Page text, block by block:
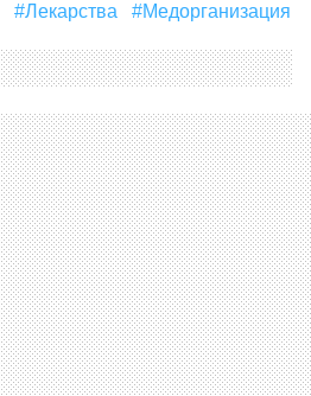
#Лекарства #Медорганизация